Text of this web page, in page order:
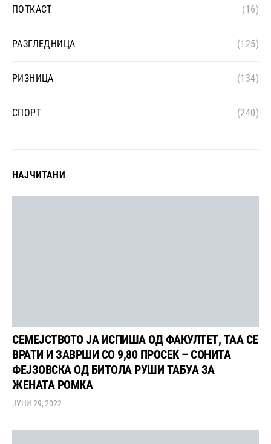
ПОТКАСТ (16)
РАЗГЛЕДНИЦА (125)
РИЗНИЦА (134)
СПОРТ (240)
НАЈЧИТАНИ
СЕМЕЈСТВОТО ЈА ИСПИША ОД ФАКУЛТЕТ, ТАА СЕ
ВРАТИ И ЗАВРШИ СО 9,80 ПРОСЕК – СОНИТА
ФЕЈЗОВСКА ОД БИТОЛА РУШИ ТАБУА ЗА
ЖЕНАТА РОМКА
ЈУНИ 29, 2022